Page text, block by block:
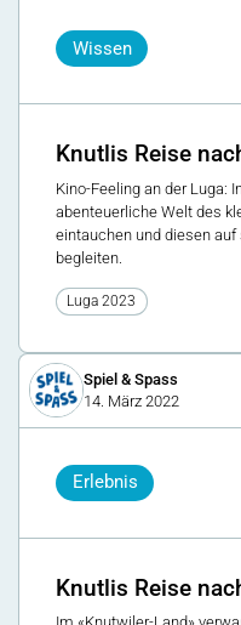
Wissen
Knutlis Reise
Kino-Feeling an der Luga:
abenteuerliche Welt des
eintauchen und diesen
begleiten.
Luga 2023
Spiel & Spass
14. März 2022
Erlebnis
Knutlis Reise